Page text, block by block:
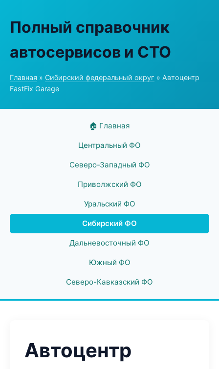
Полный справочник
автосервисов и СТО
Главная » Сибирский федеральный округ » Автоцентр
FastFix Garage
🏠 Главная
Центральный ФО
Северо-Западный ФО
Приволжский ФО
Уральский ФО
Сибирский ФО
Дальневосточный ФО
Южный ФО
Северо-Кавказский ФО
Автоцентр